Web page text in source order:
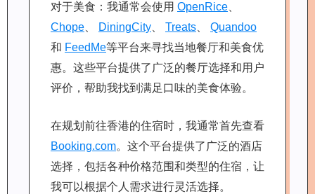
对于美食：我通常会使用 OpenRice
Chope
DiningCity Treats
Quandoo
和 FeedMe等平台来寻找当地餐厅和美食优
惠。这些平台提供了广泛的餐厅选择和用户
评价，帮助我找到满足口味的美食体验。
在规划前往香港的住宿时，我通常首先查看
Booking.com。这个平台提供了广泛的酒店
选择，包括各种价格范围和类型的住宿，让
我可以根据个人需求进行灵活选择。